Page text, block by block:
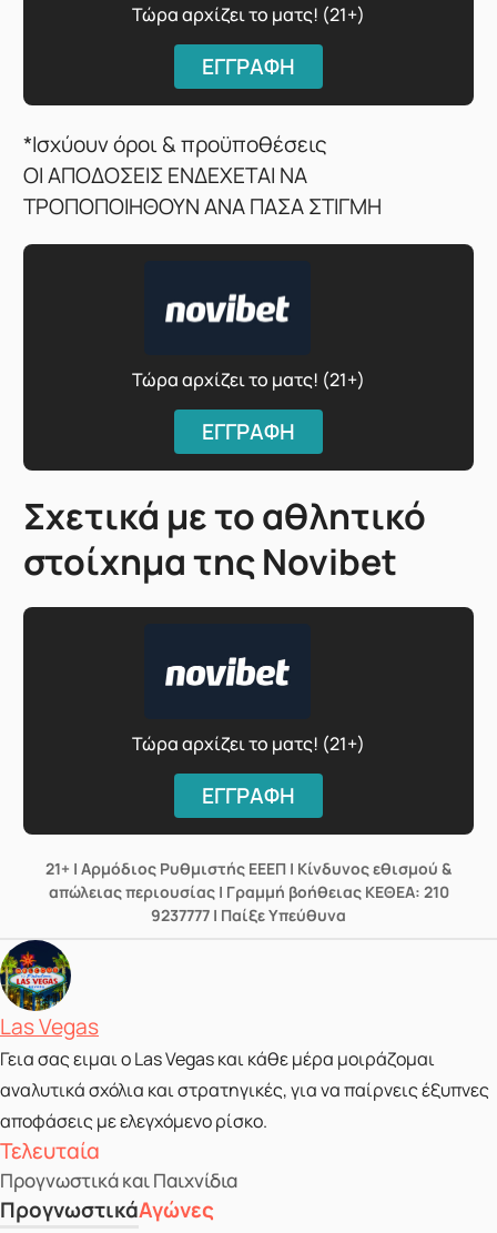
Τελευταία
Προγνωστικά και Παιχνίδια
ΠρογνωστικάΑγώνες
Τώρα αρχίζει το ματς! (21+)
ΕΓΓΡΑΦΗ
*Ισχύουν όροι & προϋποθέσεις
ΟΙ ΑΠΟΔΟΣΕΙΣ ΕΝΔΕΧΕΤΑΙ ΝΑ
ΤΡΟΠΟΠΟΙΗΘΟΥΝ ΑΝΑ ΠΑΣΑ ΣΤΙΓΜΗ
Τώρα αρχίζει το ματς! (21+)
ΕΓΓΡΑΦΗ
Σχετικά με το αθλητικό
στοίχημα της Novibet
Τώρα αρχίζει το ματς! (21+)
ΕΓΓΡΑΦΗ
21+ | Αρμόδιος Ρυθμιστής ΕΕΕΠ | Κίνδυνος εθισμού &
απώλειας περιουσίας | Γραμμή βοήθειας ΚΕΘΕΑ: 210
9237777 | Παίξε Υπεύθυνα
Posted by
Las Vegas
Γεια σας ειμαι ο Las Vegas και κάθε μέρα μοιράζομαι
αναλυτικά σχόλια και στρατηγικές, για να παίρνεις έξυπνες
αποφάσεις με ελεγχόμενο ρίσκο.